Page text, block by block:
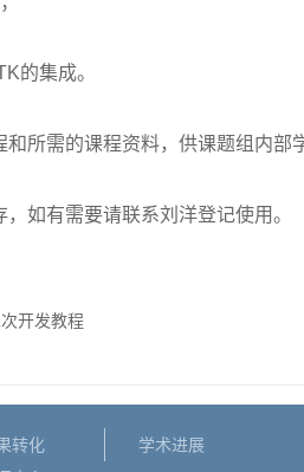
的集成。
和所需的课程资料，供课题组内部
如有需要请联系刘洋登记使用。
开发教程
转化
学术进展